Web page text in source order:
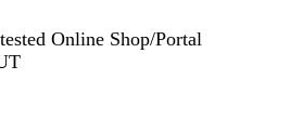
Online Shop/Portal